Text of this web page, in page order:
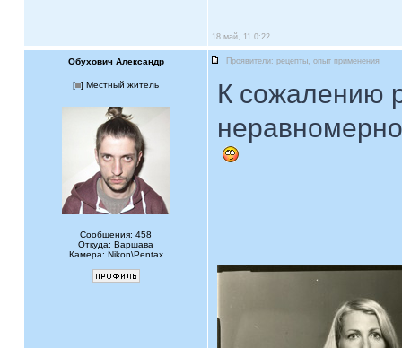
18 май, 11 0:22
Обухович Александр Проявители: рецепты, опыт применения
[ ] Местный житель
Сообщения: 458
Откуда: Варшава
Камера: Nikon\Pentax
К сожалению